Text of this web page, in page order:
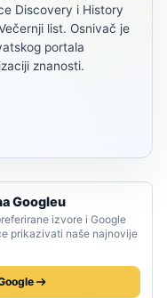
Discovery i History
list. Osnivač je
portala
znanosti.
Googleu
izvore i Google
prikazivati naše najnovije